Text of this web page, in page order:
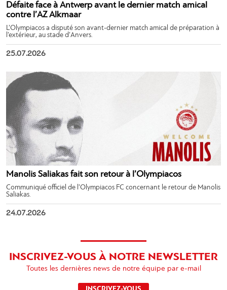
Défaite face à Antwerp avant le dernier match amical
contre l’AZ Alkmaar
L’Olympiacos a disputé son avant-dernier match amical de préparation à
l’extérieur, au stade d’Anvers.
25.07.2026
Manolis Saliakas fait son retour à l’Olympiacos
Communiqué officiel de l’Olympiacos FC concernant le retour de Manolis
Saliakas.
24.07.2026
INSCRIVEZ-VOUS À NOTRE NEWSLETTER
Toutes les dernières news de notre équipe par e-mail